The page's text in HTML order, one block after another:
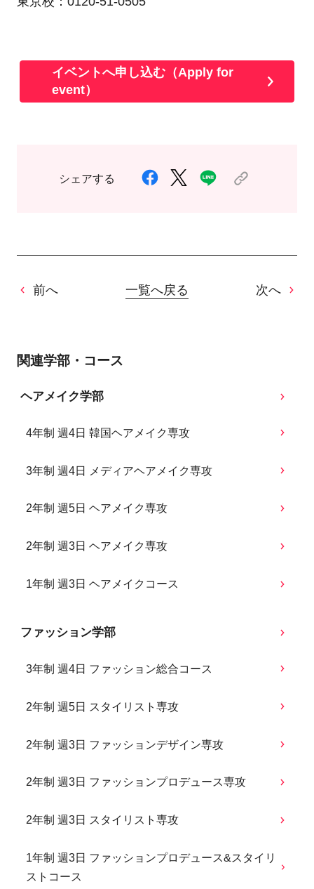
イベントへ申し込む（Apply for
event）
シェアする
前へ 一覧へ戻る 次へ
関連学部・コース
ヘアメイク学部
4年制 週4日 韓国ヘアメイク専攻
3年制 週4日 メディアヘアメイク専攻
2年制 週5日 ヘアメイク専攻
2年制 週3日 ヘアメイク専攻
1年制 週3日 ヘアメイクコース
ファッション学部
3年制 週4日 ファッション総合コース
2年制 週5日 スタイリスト専攻
2年制 週3日 ファッションデザイン専攻
2年制 週3日 ファッションプロデュース専攻
2年制 週3日 スタイリスト専攻
1年制 週3日 ファッションプロデュース&スタイリ
ストコース